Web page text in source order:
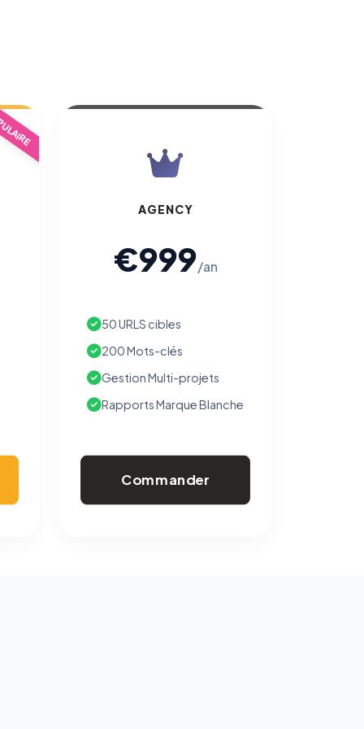
AGENCY
€999/an
50 URLS cibles
200 Mots-clés
Gestion Multi-projets
Rapports Marque Blanche
Commander